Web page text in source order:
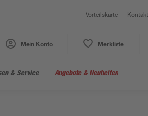
Vorteilskarte Kontakt
Mein Konto Merkliste
& Service Angebote & Neuheiten